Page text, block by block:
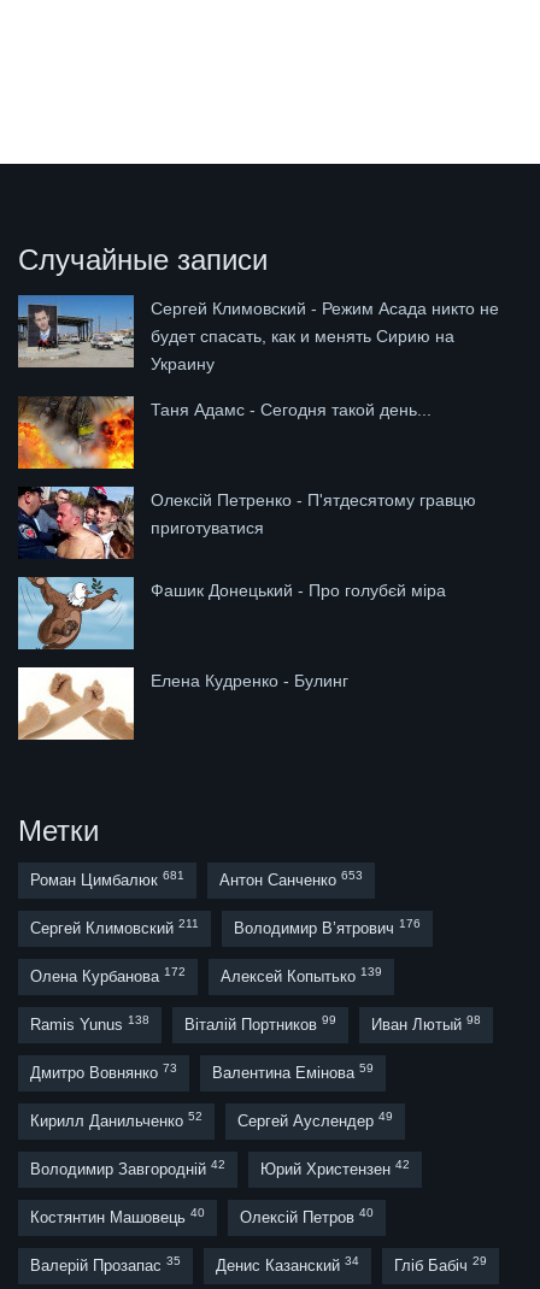
Случайные записи
Сергей Климовский - Режим Асада никто не
будет спасать, как и менять Сирию на
Украину
Таня Адамс - Сегодня такой день...
Олексій Петренко - П'ятдесятому гравцю
приготуватися
Фашик Донецький - Про голубєй міра
Елена Кудренко - Булинг
Метки
Роман Цимбалюк 681 Антон Санченко 653
Сергей Климовский 211 Володимир В’ятрович 176
Олена Курбанова 172 Алексей Копытько 139
Ramis Yunus 138 Віталій Портников 99 Иван Лютый 98
Дмитро Вовнянко 73 Валентина Емінова 59
Кирилл Данильченко 52 Сергей Ауслендер 49
Володимир Завгородній 42 Юрий Христензен 42
Костянтин Машовець 40 Олексій Петров 40
Валерій Прозапас 35 Денис Казанский 34 Гліб Бабіч 29